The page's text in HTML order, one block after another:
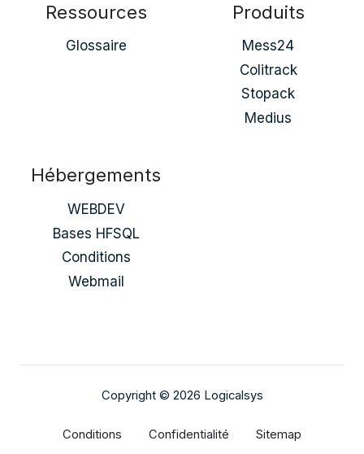
Ressources
Glossaire
Produits
Mess24
Colitrack
Stopack
Medius
Hébergements
WEBDEV
Bases HFSQL
Conditions
Webmail
Copyright © 2026 Logicalsys
Conditions Confidentialité Sitemap